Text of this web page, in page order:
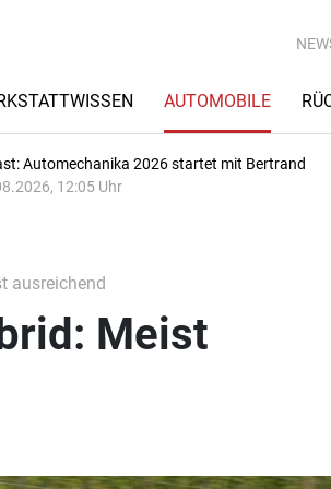
AUTOMOBILE
Automechanika 2026 startet mit Bertrand
12:05 Uhr
ausreichend
Meist